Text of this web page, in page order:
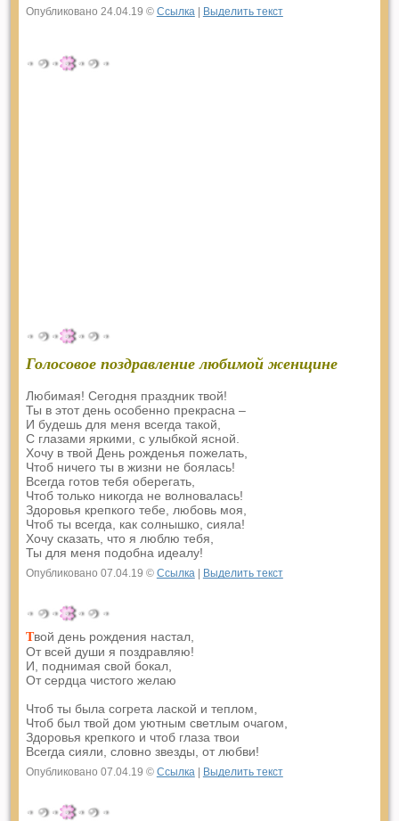
Опубликовано 24.04.19 © Ссылка| Выделить текст
Голосовое поздравление любимой женщине
Любимая! Сегодня праздник твой!
Ты в этот день особенно прекрасна –
И будешь для меня всегда такой,
С глазами яркими, с улыбкой ясной.
Хочу в твой День рожденья пожелать,
Чтоб ничего ты в жизни не боялась!
Всегда готов тебя оберегать,
Чтоб только никогда не волновалась!
Здоровья крепкого тебе, любовь моя,
Чтоб ты всегда, как солнышко, сияла!
Хочу сказать, что я люблю тебя,
Ты для меня подобна идеалу!
Опубликовано 07.04.19 © Ссылка| Выделить текст
Твой день рождения настал,
От всей души я поздравляю!
И, поднимая свой бокал,
От сердца чистого желаю
Чтоб ты была согрета лаской и теплом,
Чтоб был твой дом уютным светлым очагом,
Здоровья крепкого и чтоб глаза твои
Всегда сияли, словно звезды, от любви!
Опубликовано 07.04.19 © Ссылка| Выделить текст